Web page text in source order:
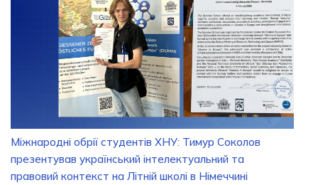
Міжнародні обрії студентів ХНУ: Тимур Соколов
презентував український інтелектуальний та
правовий контекст на Літній школі в Німеччині